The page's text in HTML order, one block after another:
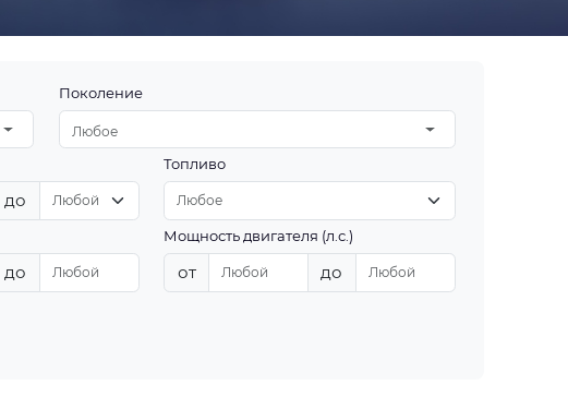
Поколение
Любое
до
Топливо
до
Мощность двигателя (л.с.)
от до